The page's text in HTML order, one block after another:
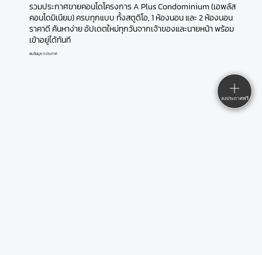
รวมประกาศขายคอนโดโครงการ A Plus Condominium (เอพลัส
คอนโดมิเนียม) ครบทุกแบบ ทั้งสตูดิโอ, 1 ห้องนอน และ 2 ห้องนอน
ราคาดี ค้นหาง่าย อัปเดตใหม่ทุกวันจากเจ้าของและนายหน้า พร้อม
เข้าอยู่ได้ทันที
พบข้อมูล 0 ประกาศ
ลงประกาศฟรี